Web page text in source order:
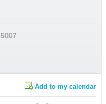
Add to my calendar